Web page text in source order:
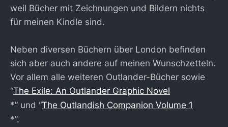
weil Bücher mit Zeichnungen und Bildern nichts
für meinen Kindle sind.
Neben diversen Büchern über London befinden
sich aber auch andere auf meinen Wunschzetteln.
Vor allem alle weiteren Outlander-Bücher sowie
“The Exile: An Outlander Graphic Novel
*” und “The Outlandish Companion Volume 1
*”.